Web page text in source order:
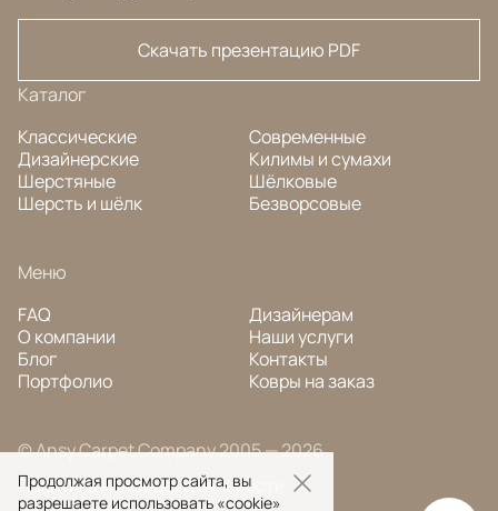
Скачать презентацию PDF
Каталог
Классические
Дизайнерские
Шерстяные
Шерсть и шёлк
Современные
Килимы и сумахи
Шёлковые
Безворсовые
Меню
FAQ
О компании
Блог
Портфолио
Дизайнерам
Наши услуги
Контакты
Ковры на заказ
© Ansy Carpet Company 2005 — 2026
Политика конфиденциальности
Продолжая просмотр сайта, вы
разрешаете использовать «cookie»